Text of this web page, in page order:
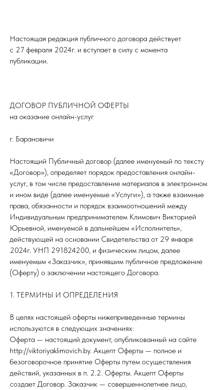
Настоящая редакция публичного договора действует
с 27 февраля 2024г. и вступает в силу с момента
публикации.
ДОГОВОР ПУБЛИЧНОЙ ОФЕРТЫ
на оказание онлайн-услуг
г. Барановичи
Настоящий Публичный договор (далее именуемый по тексту
«Договор»), определяет порядок предоставления онлайн-
услуг, в том числе предоставление материалов в электронном
и ином виде (далее именуемые «Услуги»), а также взаимные
права, обязанности и порядок взаимоотношений между
Индивидуальным предпринимателем Климович Викторией
Юрьевной, именуемой в дальнейшем «Исполнитель»,
действующей на основании Свидетельства от 29 января
2024г. УНП 291824200, и физическим лицом, далее
именуемым «Заказчик», принявшим публичное предложение
(Оферту) о заключении настоящего Договора.
1. ТЕРМИНЫ И ОПРЕДЕЛЕНИЯ
В целях настоящей оферты нижеприведенные термины
используются в следующих значениях:
Оферта — настоящий документ, опубликованный на сайте
http://viktoriyaklimovich.by. Акцепт Оферты — полное и
безоговорочное принятие Оферты путем осуществления
действий, указанных в п. 2.2. Оферты. Акцепт Оферты
создает Договор. Заказчик — совершеннолетнее лицо,